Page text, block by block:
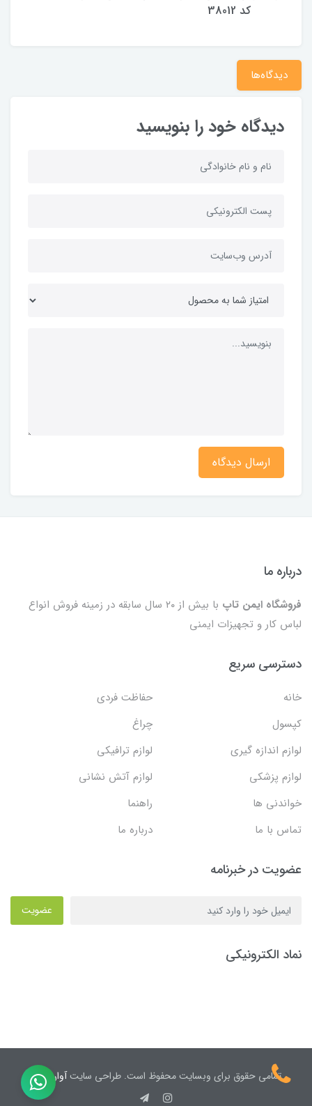
کد 38012
دیدگاه‌ها
دیدگاه خود را بنویسید
ارسال دیدگاه
درباره ما
فروشگاه ایمن تاپ
با بیش از ۲۰ سال سابقه در زمینه فروش انواع
لباس کار و تجهیزات ایمنی
دسترسی سریع
خانه
حفاظت فردی
کپسول
چراغ
لوازم اندازه گیری
لوازم ترافیکی
لوازم پزشکی
لوازم آتش نشانی
خواندنی ها
راهنما
تماس با ما
درباره ما
عضویت در خبرنامه
عضویت
نماد الکترونیکی
تمامی حقوق برای وبسایت محفوظ است. طراحی سایتآوان نیک